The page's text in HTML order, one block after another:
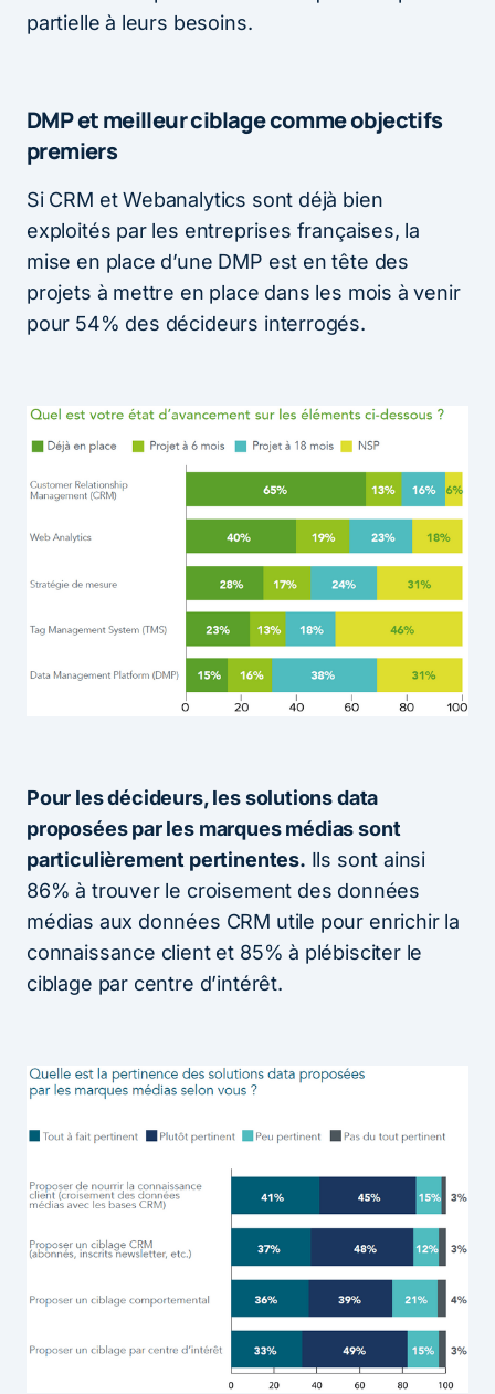
partielle à leurs besoins.
DMP et meilleur ciblage comme objectifs
premiers
Si CRM et Webanalytics sont déjà bien
exploités par les entreprises françaises, la
mise en place d’une DMP est en tête des
projets à mettre en place dans les mois à venir
pour 54% des décideurs interrogés.
Pour les décideurs, les solutions data
proposées par les marques médias sont
particulièrement pertinentes. Ils sont ainsi
86% à trouver le croisement des données
médias aux données CRM utile pour enrichir la
connaissance client et 85% à plébisciter le
ciblage par centre d’intérêt.